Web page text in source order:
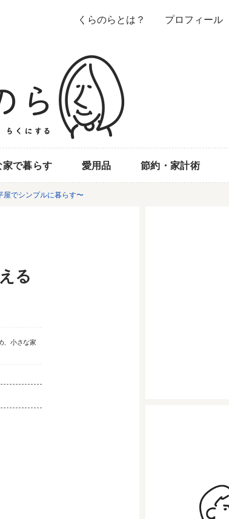
くらのらとは？ プロフィール
家で暮らす 愛用品 節約・家計術
屋でシンプルに暮らす〜
る
、小さな家